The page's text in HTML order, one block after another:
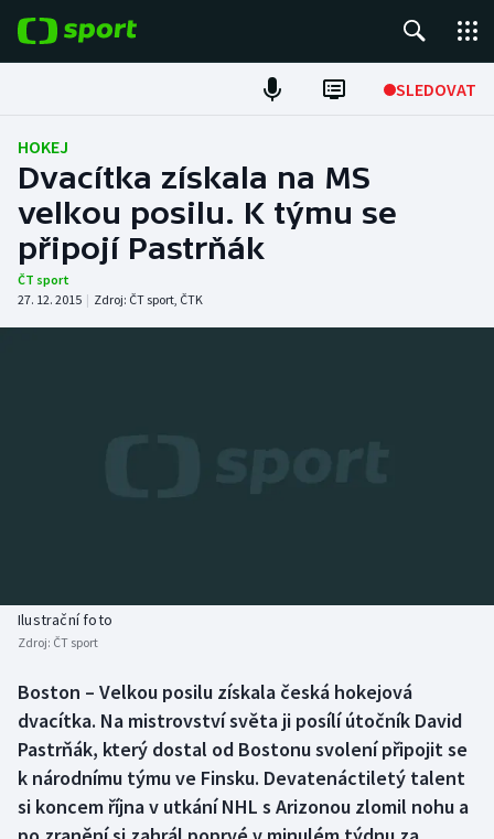
SLEDOVAT
Fotbal
Hokej
Tenis
Atletika
Biatlon
Box
Curling
Dostihy
Aplikace ČT sport
HOKEJ
Dvacítka získala na MS
velkou posilu. K týmu se
připojí Pastrňák
ČT sport
27. 12. 2015 | Zdroj: ČT sport, ČTK
Ilustrační foto
Zdroj: ČT sport
Boston – Velkou posilu získala česká hokejová
dvacítka. Na mistrovství světa ji posílí útočník David
Pastrňák, který dostal od Bostonu svolení připojit se
k národnímu týmu ve Finsku. Devatenáctiletý talent
si koncem října v utkání NHL s Arizonou zlomil nohu a